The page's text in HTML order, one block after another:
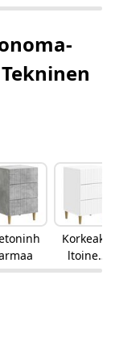
Korkeakii
ltoinen
valkoinen